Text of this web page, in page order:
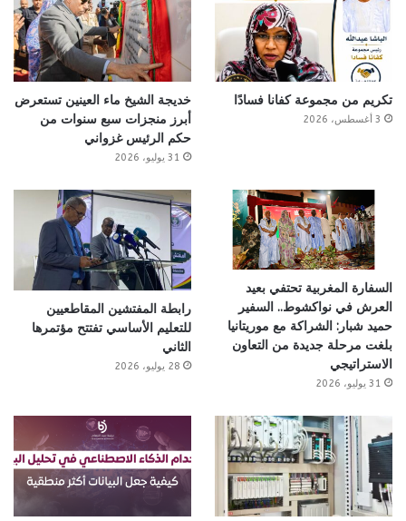
تكريم من مجموعة كفانا فسادًا
3 أغسطس، 2026
خديجة الشيخ ماء العينين تستعرض
أبرز منجزات سبع سنوات من
حكم الرئيس غزواني
31 يوليو، 2026
السفارة المغربية تحتفي بعيد
العرش في نواكشوط.. السفير
حميد شبار: الشراكة مع موريتانيا
بلغت مرحلة جديدة من التعاون
الاستراتيجي
31 يوليو، 2026
رابطة المفتشين المقاطعيين
للتعليم الأساسي تفتتح مؤتمرها
الثاني
28 يوليو، 2026